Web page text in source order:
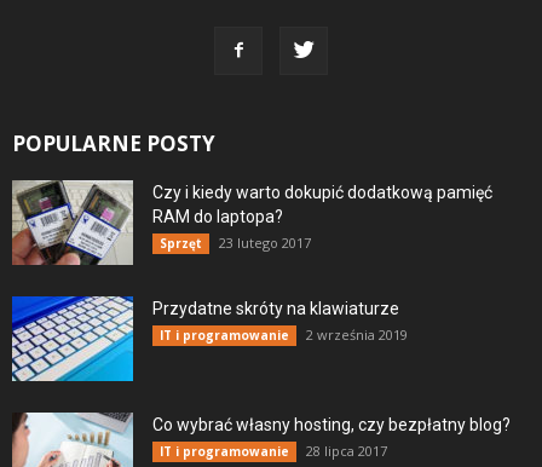
POPULARNE POSTY
Czy i kiedy warto dokupić dodatkową pamięć
RAM do laptopa?
Sprzęt 23 lutego 2017
Przydatne skróty na klawiaturze
IT i programowanie 2 września 2019
Co wybrać własny hosting, czy bezpłatny blog?
IT i programowanie 28 lipca 2017